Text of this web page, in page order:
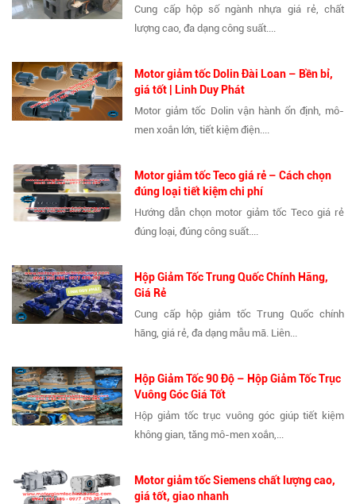
Cung cấp hộp số ngành nhựa giá rẻ, chất
lượng cao, đa dạng công suất....
Motor giảm tốc Dolin Đài Loan – Bền bỉ,
giá tốt | Linh Duy Phát
Motor giảm tốc Dolin vận hành ổn định, mô-
men xoắn lớn, tiết kiệm điện....
Motor giảm tốc Teco giá rẻ – Cách chọn
đúng loại tiết kiệm chi phí
Hướng dẫn chọn motor giảm tốc Teco giá rẻ
đúng loại, đúng công suất....
Hộp Giảm Tốc Trung Quốc Chính Hãng,
Giá Rẻ
Cung cấp hộp giảm tốc Trung Quốc chính
hãng, giá rẻ, đa dạng mẫu mã. Liên...
Hộp Giảm Tốc 90 Độ – Hộp Giảm Tốc Trục
Vuông Góc Giá Tốt
Hộp giảm tốc trục vuông góc giúp tiết kiệm
không gian, tăng mô-men xoắn,...
Motor giảm tốc Siemens chất lượng cao,
giá tốt, giao nhanh